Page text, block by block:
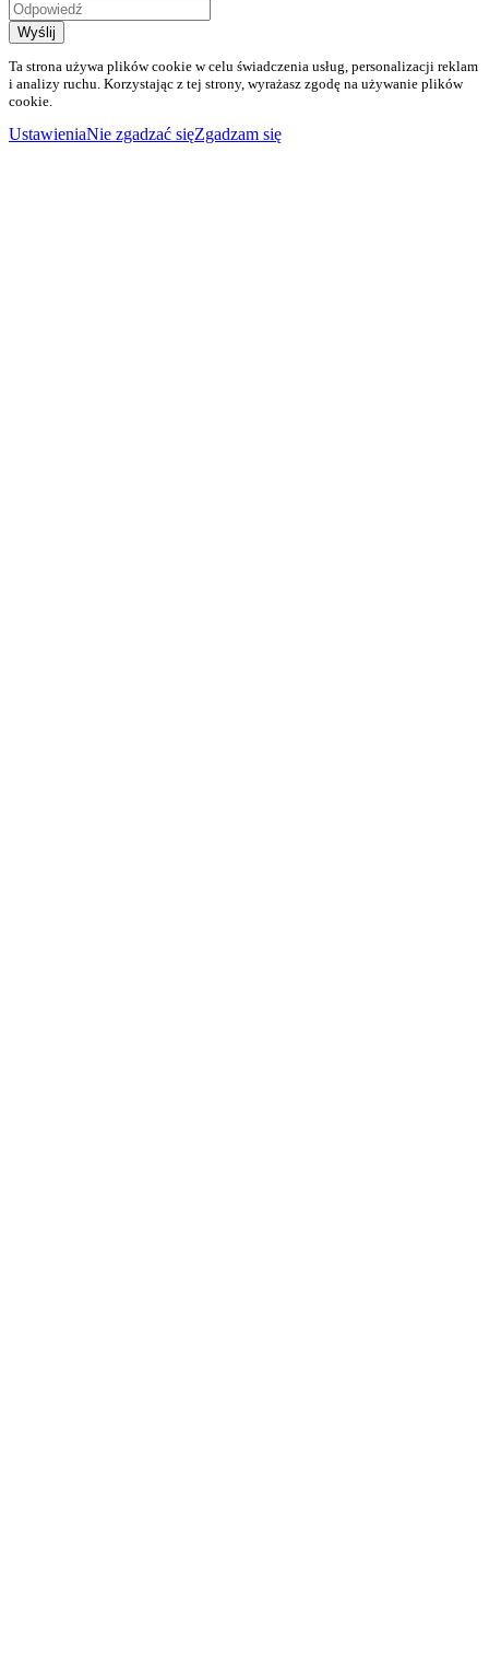
Wyślij
Ta strona używa plików cookie w celu świadczenia usług, personalizacji reklam
i analizy ruchu. Korzystając z tej strony, wyrażasz zgodę na używanie plików
cookie.
UstawieniaNie zgadzać sięZgadzam się